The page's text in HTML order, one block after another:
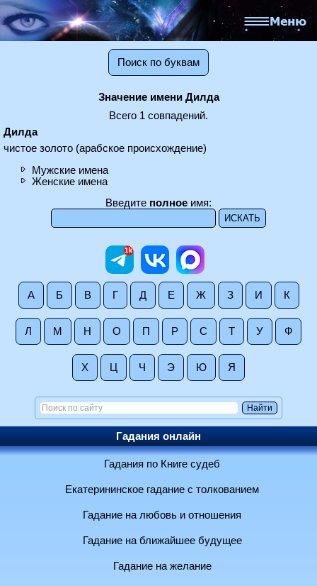
Поиск по буквам
Значение имени Дилда
Всего 1 совпадений.
Дилда
чистое золото (арабское происхождение)
Мужские имена
Женские имена
Введите полное имя:
А Б В Г Д Е Ж З И К
Л М Н О П Р С Т У Ф
Х Ц Ч Э Ю Я
Гадания онлайн
Гадания по Книге судеб
Екатерининское гадание с толкованием
Гадание на любовь и отношения
Гадание на ближайшее будущее
Гадание на желание